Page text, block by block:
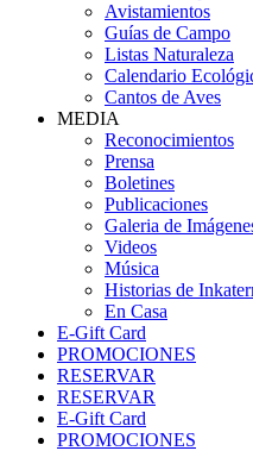
Avistamientos
Guías de Campo
Listas Naturaleza
Calendario
Cantos de Aves
MEDIA
Reconocimientos
Prensa
Boletines
Publicaciones
Galeria de
Videos
Música
Historias de
En Casa
E-Gift Card
PROMOCIONES
RESERVAR
RESERVAR
E-Gift Card
PROMOCIONES